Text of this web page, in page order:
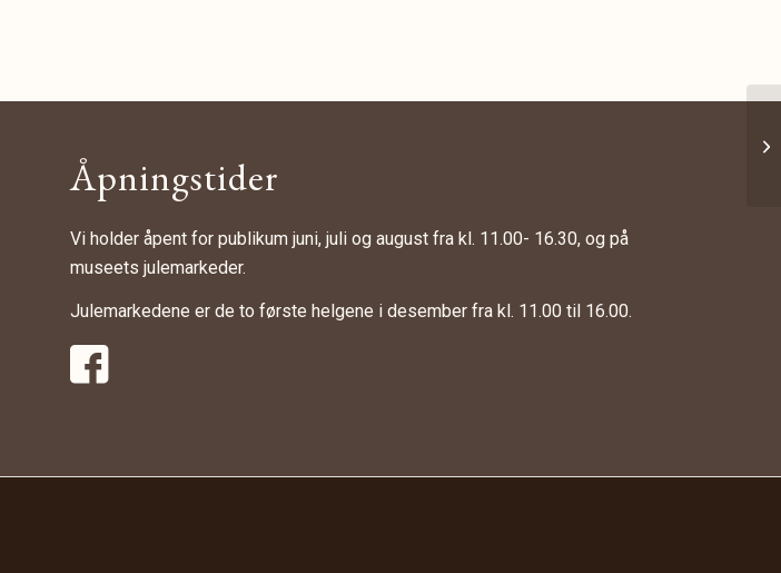
Åpningstider
Vi holder åpent for publikum juni, juli og august fra kl. 11.00- 16.30, og på
museets julemarkeder.
Julemarkedene er de to første helgene i desember fra kl. 11.00 til 16.00.